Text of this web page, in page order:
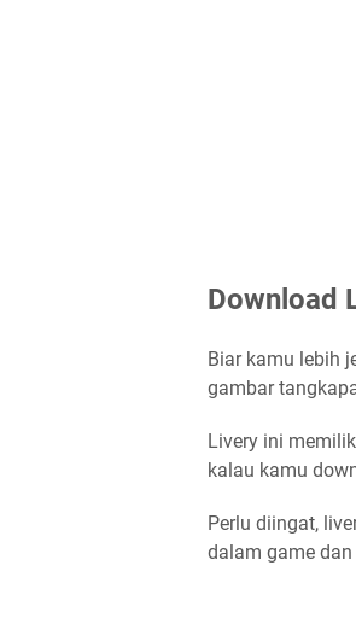
Download
Biar kamu lebih
gambar
Livery ini
kalau kamu
Perlu diingat,
dalam game